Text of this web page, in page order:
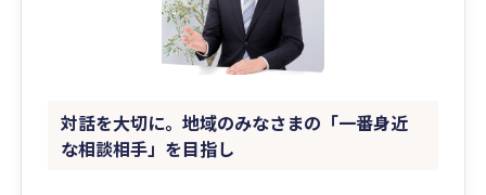
対話を大切に。地域のみなさまの「一番身近
な相談相手」を目指し